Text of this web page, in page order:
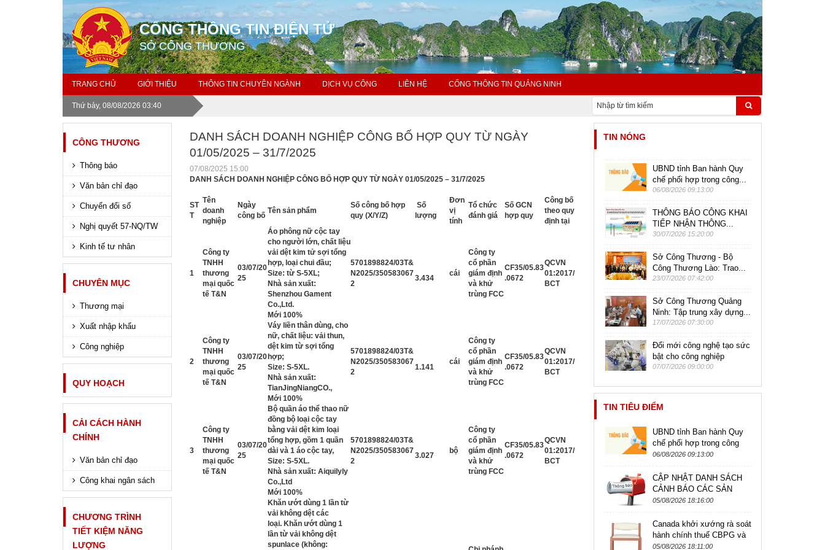
CỔNG THÔNG TIN ĐIỆN TỬ
SỞ CÔNG THƯƠNG
TRANG CHỦ GIỚI THIỆU THÔNG TIN CHUYÊN NGÀNH DỊCH VỤ CÔNG LIÊN HỆ CỔNG THÔNG TIN QUẢNG NINH
Thứ bảy, 08/08/2026 03:40
CÔNG THƯƠNG
Thông báo
Văn bản chỉ đạo
Chuyển đổi số
Nghị quyết 57-NQ/TW
Kinh tế tư nhân
CHUYÊN MỤC
Thương mại
Xuất nhập khẩu
Công nghiệp
QUY HOẠCH
CẢI CÁCH HÀNH
CHÍNH
Văn bản chỉ đạo
Công khai ngân sách
CHƯƠNG TRÌNH
TIẾT KIỆM NĂNG
LƯỢNG
DANH SÁCH DOANH NGHIỆP CÔNG BỐ HỢP QUY TỪ NGÀY
01/05/2025 – 31/7/2025
07/08/2025 15:00
DANH SÁCH DOANH NGHIỆP CÔNG BỐ HỢP QUY TỪ NGÀY 01/05/2025 – 31/7/2025
ST
T
Tên
doanh
nghiệp
Ngày
công bố
Tên sản phẩm
Số công bố hợp
quy (X/Y/Z)
Số
lượng
Đơn
vị
tính
Tổ chức
đánh giá
Số GCN
hợp quy
Công bố
theo quy
định tại
1
Công ty
TNHH
thương
mại quốc
tế T&N
03/07/20
25
Áo phông nữ cộc tay
cho người lớn, chất liệu
vải dệt kim tử sợi tổng
hợp, loại chui đầu;
Size: từ S-5XL;
Nhà sản xuất:
Shenzhou Gament
Co.,Ltd.
Mới 100%
5701898824/03T&
N2025/350583067
2
3.434
cái
Công ty
cổ phần
giám định
và khử
trùng FCC
CF35/05.83
.0672
QCVN
01:2017/
BCT
2
Công ty
TNHH
thương
mại quốc
tế T&N
03/07/20
25
Váy liền thân dùng, cho
nữ, chất liệu: vải thun,
dệt kim từ sợi tổng
hợp;
Size: S-5XL.
Nhà sản xuất:
TianJingNiangCO.,
Mới 100%
5701898824/03T&
N2025/350583067
2
1.141
cái
Công ty
cổ phần
giám định
và khử
trùng FCC
CF35/05.83
.0672
QCVN
01:2017/
BCT
3
Công ty
TNHH
thương
mại quốc
tế T&N
03/07/20
25
Bộ quần áo thể thao nữ
đồng bộ loại cộc tay
bằng vải dệt kim loại
tổng hợp, gồm 1 quần
dài và 1 áo cộc tay,
Size: S-5XL.
Nhà sản xuất: Aiquilyly
Co.,Ltd
Mới 100%
5701898824/03T&
N2025/350583067
2
3.027
bộ
Công ty
cổ phần
giám định
và khử
trùng FCC
CF35/05.83
.0672
QCVN
01:2017/
BCT
Khăn ướt dùng 1 lần từ
vải không dệt các
loại. Khăn ướt dùng 1
lần từ vải không dệt
spunlace (không:
TIN NÓNG
UBND tỉnh Ban hành Quy
chế phối hợp trong công...
06/08/2026 09:13:00
THÔNG BÁO CÔNG KHAI
TIẾP NHẬN THÔNG...
30/07/2026 15:20:00
Sở Công Thương - Bộ
Công Thương Lào: Trao...
23/07/2026 07:42:00
Sở Công Thương Quảng
Ninh: Tập trung xây dựng...
17/07/2026 07:30:00
Đổi mới công nghệ tạo sức
bật cho công nghiệp
07/07/2026 09:00:00
TIN TIÊU ĐIỂM
UBND tỉnh Ban hành Quy
chế phối hợp trong công
tác kiểm tra, giám sát hoạt
phương...
06/08/2026 09:13:00
CẬP NHẬT DANH SÁCH
CẢNH BÁO CÁC SẢN
PHẨM CÓ NGUY CƠ BỊ
PHÁP PHÒNG VỆ
THƯƠNG MẠI,...
05/08/2026 18:16:00
Canada khởi xướng rà soát
hành chính thuế CBPG và
CTC đối với sản phẩm ghế
05/08/2026 18:11:00